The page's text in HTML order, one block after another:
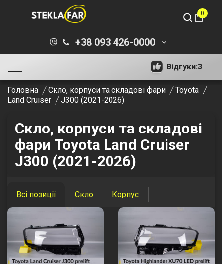
shopping_bag
0
+38 093 426-0000 keyboard_arrow_down
Відгуки:3
Головна Скло, корпуси та складові фари
Toyota
Land Cruiser
J300 (2021-2026)
Скло, корпуси та складові
фари Toyota Land Cruiser
J300 (2021-2026)
Всі позиції Скло Корпус